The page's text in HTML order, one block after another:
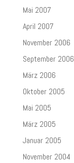
Mai 2007
April 2007
November 2006
September 2006
März 2006
Oktober 2005
Mai 2005
März 2005
Januar 2005
November 2004